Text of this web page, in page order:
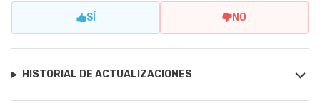
SÍ NO
HISTORIAL DE ACTUALIZACIONES